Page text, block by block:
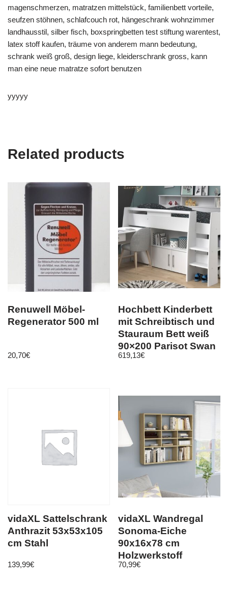
magenschmerzen, matratzen mittelstück, familienbett vorteile,
seufzen stöhnen, schlafcouch rot, hängeschrank wohnzimmer
landhausstil, silber fisch, boxspringbetten test stiftung warentest,
latex stoff kaufen, träume von anderem mann bedeutung,
schrank weiß groß, design liege, kleiderschrank gross, kann
man eine neue matratze sofort benutzen
yyyyy
Related products
Renuwell Möbel-
Regenerator 500 ml
20,70€
Hochbett Kinderbett
mit Schreibtisch und
Stauraum Bett weiß
90×200 Parisot Swan
619,13€
vidaXL Sattelschrank
Anthrazit 53x53x105
cm Stahl
139,99€
vidaXL Wandregal
Sonoma-Eiche
90x16x78 cm
Holzwerkstoff
70,99€